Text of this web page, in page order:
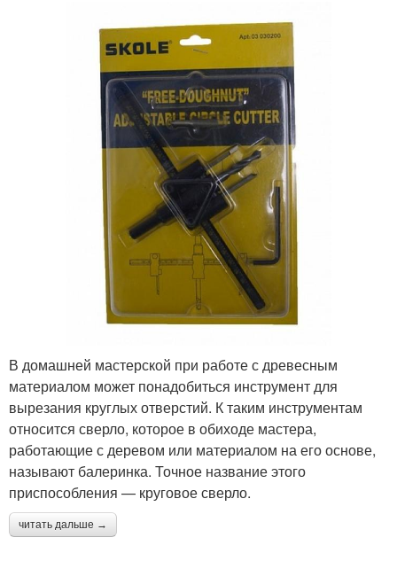
В домашней мастерской при работе с древесным
материалом может понадобиться инструмент для
вырезания круглых отверстий. К таким инструментам
относится сверло, которое в обиходе мастера,
работающие с деревом или материалом на его основе,
называют балеринка. Точное название этого
приспособления — круговое сверло.
читать дальше →